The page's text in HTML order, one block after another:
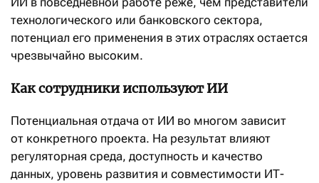
технологического или банковского сектора,
потенциал его применения в этих отраслях остается
чрезвычайно высоким.
Как сотрудники используют ИИ
Потенциальная отдача от ИИ во многом зависит
от конкретного проекта. На результат влияют
регуляторная среда, доступность и качество
данных, уровень развития и совместимости ИТ-